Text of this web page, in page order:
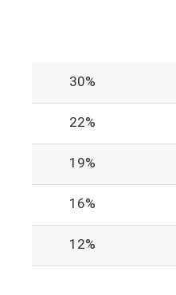
30%
22%
19%
16%
12%